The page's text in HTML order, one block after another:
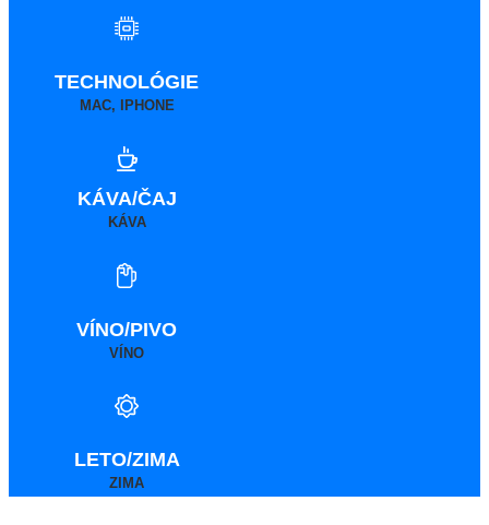
TECHNOLÓGIE
MAC, IPHONE
KÁVA/ČAJ
KÁVA
VÍNO/PIVO
VÍNO
LETO/ZIMA
ZIMA